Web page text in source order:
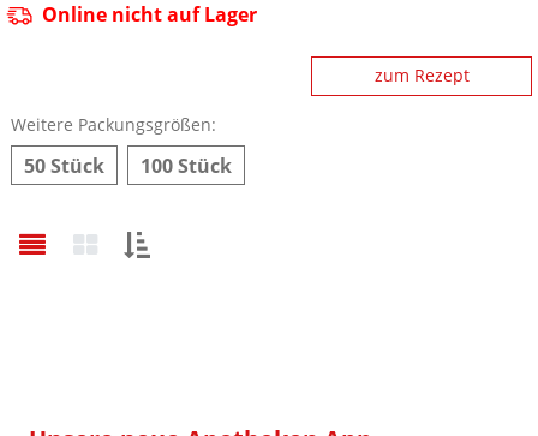
Online nicht auf Lager
zum Rezept
Weitere Packungsgrößen:
50 Stück 100 Stück